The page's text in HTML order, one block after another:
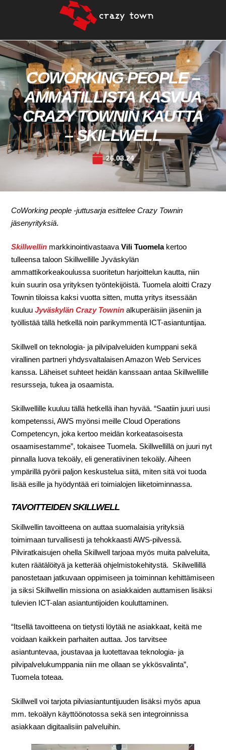
COWORKING PEOPLE –
AMMATILLISTA KASVUA
CRAZY TOWNIN KAUTTA
– SKILLWELL
26.03.24
CoWorking people -juttusarja esittelee Crazy Townin
jäsenyrityksiä.
Skillwellin markkinointivastaavaVili Tuomela kertoo
tulleensa taloon Skillwellille Jyväskylän
ammattikorkeakoulussa suoritetun harjoittelun kautta, niin
kuin suurin osa yrityksen työntekijöistä. Tuomela aloitti Crazy
Townin tiloissa kaksi vuotta sitten, mutta yritys itsessään
kuuluuJyväskylän Crazy Townin alkuperäisiin jäseniin ja
työllistää tällä hetkellä noin parikymmentä ICT-asiantuntijaa.
Skillwell on teknologia- ja pilvipalveluiden kumppani sekä
virallinen partneri yhdysvaltalaisen Amazon Web Services
kanssa. Läheiset suhteet heidän kanssaan antaa Skillwellille
resursseja, tukea ja osaamista.
Skillwellille kuuluu tällä hetkellä ihan hyvää. “Saatiin juuri uusi
kompetenssi, AWS myönsi meille Cloud Operations
Competencyn, joka kertoo meidän korkeatasoisesta
osaamisestamme”, tokaisee Tuomela. Skillwellillä on juuri nyt
pinnalla luova tekoäly, eli generatiivinen tekoäly. Aiheen
ympärillä pyörii paljon keskustelua siitä, miten sitä voi tuoda
lisää esille ja hyödyntää eri toimialojen liiketoiminnassa.
TAVOITTEIDEN SKILLWELL
Skillwellin tavoitteena on auttaa suomalaisia yrityksiä
toimimaan turvallisesti ja tehokkaasti AWS-pilvessä.
Pilviratkaisujen ohella Skillwell tarjoaa myös muita palveluita,
kuten räätälöityä ja ketterää ohjelmistokehitystä. Skilwellillä
panostetaan jatkuvaan oppimiseen ja toiminnan kehittämiseen
ja siksi Skillwellin missiona on asiakkaiden auttamisen lisäksi
tulevien ICT-alan asiantuntijoiden kouluttaminen.
“Itsellä tavoitteena on tietysti löytää ne asiakkaat, keitä me
voidaan kaikkein parhaiten auttaa. Jos tarvitsee
asiantuntevaa, joustavaa ja luotettavaa teknologia- ja
pilvipalvelukumppania niin me ollaan se ykkösvalinta”,
Tuomela toteaa.
Skillwell voi tarjota pilviasiantuntijuuden lisäksi myös apua
mm. tekoälyn käyttöönotossa sekä sen integroinnissa
asiakkaan digitaalisiin palveluihin.